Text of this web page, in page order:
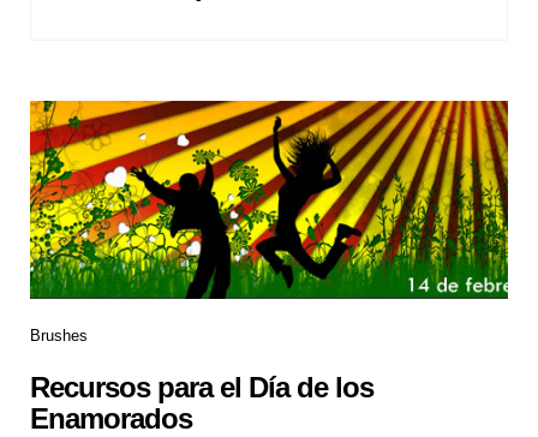
Brushes
Recursos para el Día de los
Enamorados